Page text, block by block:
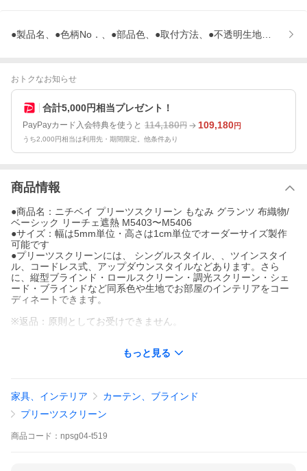
●製品名、●色柄No．、●部品色、●取付方法、●不透明生地配置、●
おトクなお知らせ
合計5,000円相当プレゼント！
PayPayカード入会特典を使うと 114,180円 109,180円
うち2,000円相当は利用先・期間限定。他条件あり
商品情報
●商品名：ニチベイ プリーツスクリーン もなみ グランツ 布織物/
ベーシック リーチェ遮熱 M5403〜M5406
●サイズ：幅は5mm単位・高さは1cm単位でオーダーサイズ製作
可能です
●プリーツスクリーンには、 シングルスタイル、、ツインスタイ
ル、コードレス式、アップダウンスタイルなどあります。さら
に、縦型ブラインド・ロールスクリーン・調光スクリーン・シェ
ード・ブラインドなど同系色や生地でお部屋のインテリアをコー
ディネートできます。
※返品：原則としてお受けできません。
↓簡単注文フォームへ(本店に移動)↓
もっと見る
家具、インテリア
カーテン、ブラインド
プリーツスクリーン
商品 コード： npsg04-t519